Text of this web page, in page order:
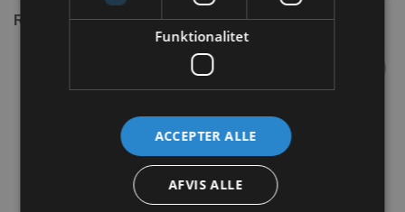
RELATEREDE VARER
JR Farm Quad Bits
JR Farm Grainless Health
Funktionalitet
ACCEPTER ALLE
AFVIS ALLE